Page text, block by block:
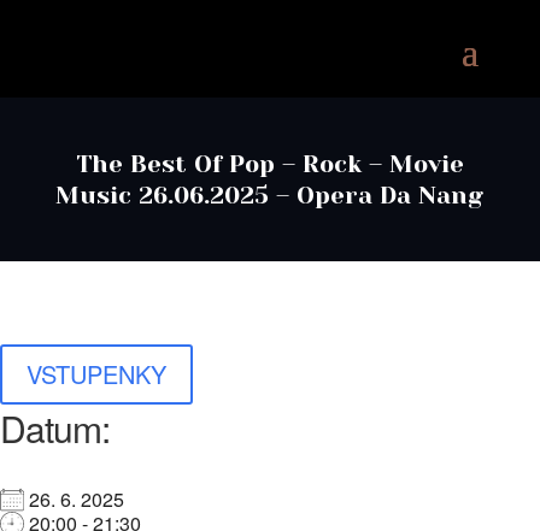
The Best Of Pop – Rock – Movie
Music 26.06.2025 – Opera Da Nang
VSTUPENKY
Datum:
26. 6. 2025
20:00 - 21:30